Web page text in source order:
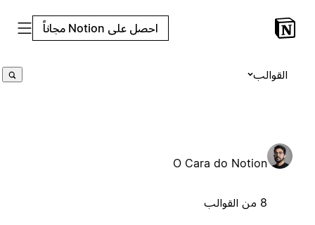
احصل على Notion مجاناً
القوالب
O Cara do Notion